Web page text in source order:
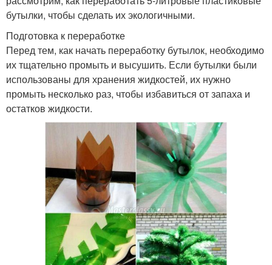
бутылки, чтобы сделать их экологичными.
Подготовка к переработке
Перед тем, как начать переработку бутылок, необходимо
их тщательно промыть и высушить. Если бутылки были
использованы для хранения жидкостей, их нужно
промыть несколько раз, чтобы избавиться от запаха и
остатков жидкости.